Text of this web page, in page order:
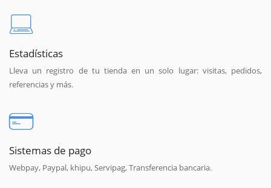
Estadísticas
Lleva un registro de tu tienda en un solo lugar: visitas, pedidos,
referencias y más.
Sistemas de pago
Webpay, Paypal, khipu, Servipag, Transferencia bancaria.